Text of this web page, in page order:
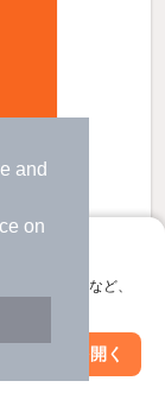
and
on
し
に入り保存など、
アプリを開く
2
り込み条件を変更